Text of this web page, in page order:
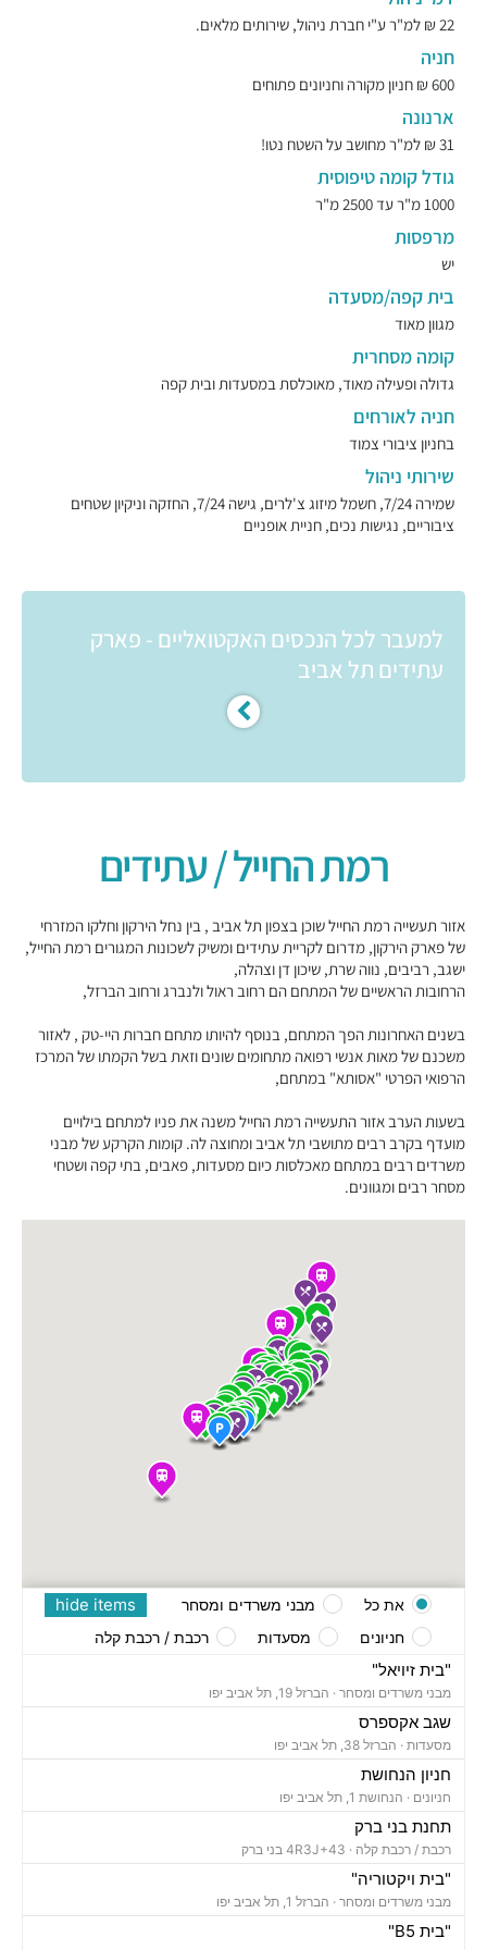
22 ₪ למ"ר ע"י חברת ניהול, שירותים מלאים.
חניה
600 ₪ חניון מקורה וחניונים פתוחים
ארנונה
31 ₪ למ"ר מחושב על השטח נטו!
גודל קומה טיפוסית
1000 מ"ר עד 2500 מ"ר
מרפסות
יש
בית קפה/מסעדה
מגוון מאוד
קומה מסחרית
גדולה ופעילה מאוד, מאוכלסת במסעדות ובית קפה
חניה לאורחים
בחניון ציבורי צמוד
שירותי ניהול
שמירה 7/24, חשמל מיזוג צ'לרים, גישה 7/24, החזקה וניקיון שטחים
ציבוריים, נגישות נכים, חניית אופניים
למעבר לכל הנכסים האקטואליים - פארק
עתידים תל אביב
רמת החייל / עתידים
אזור תעשייה רמת החייל שוכן בצפון תל אביב , בין נחל הירקון וחלקו המזרחי
של פארק הירקון, מדרום לקריית עתידים ומשיק לשכונות המגורים רמת החייל,
ישגב, רביבים, נווה שרת, שיכון דן וצהלה,
הרחובות הראשיים של המתחם הם רחוב ראול ולנברג ורחוב הברזל,
בשנים האחרונות הפך המתחם, בנוסף להיותו מתחם חברות היי-טק , לאזור
משכנם של מאות אנשי רפואה מתחומים שונים וזאת בשל הקמתו של המרכז
הרפואי הפרטי "אסותא" במתחם,
בשעות הערב אזור התעשייה רמת החייל משנה את פניו למתחם בילויים
מועדף בקרב רבים מתושבי תל אביב ומחוצה לה. קומות הקרקע של מבני
משרדים רבים במתחם מאכלסות כיום מסעדות, פאבים, בתי קפה ושטחי
מסחר רבים ומגוונים.
"בית זיויאל"
מבני משרדים ומסחר · הברזל 19, תל אביב יפו
שגב אקספרס
מסעדות · הברזל 38, תל אביב יפו
חניון הנחושת
חניונים · הנחושת 1, תל אביב יפו
תחנת בני ברק
רכבת / רכבת קלה ·
"בית ויקטוריה"
מבני משרדים ומסחר · הברזל 1, תל אביב יפו
"בית B5"
hide items את כל
מבני משרדים ומסחר
חניונים
מסעדות רכבת / רכבת קלה